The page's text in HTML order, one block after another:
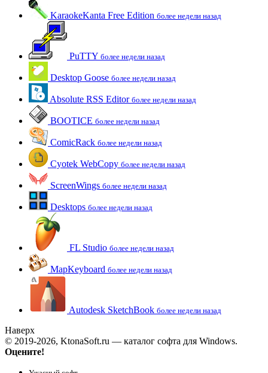
KaraokeKanta Free Edition более недели назад
PuTTY более недели назад
Desktop Goose более недели назад
Absolute RSS Editor более недели назад
BOOTICE более недели назад
ComicRack более недели назад
Cyotek WebCopy более недели назад
ScreenWings более недели назад
Desktops более недели назад
FL Studio более недели назад
MapKeyboard более недели назад
Autodesk SketchBook более недели назад
Наверх
© 2019-2026, KtonaSoft.ru — каталог софта для Windows.
Оцените!